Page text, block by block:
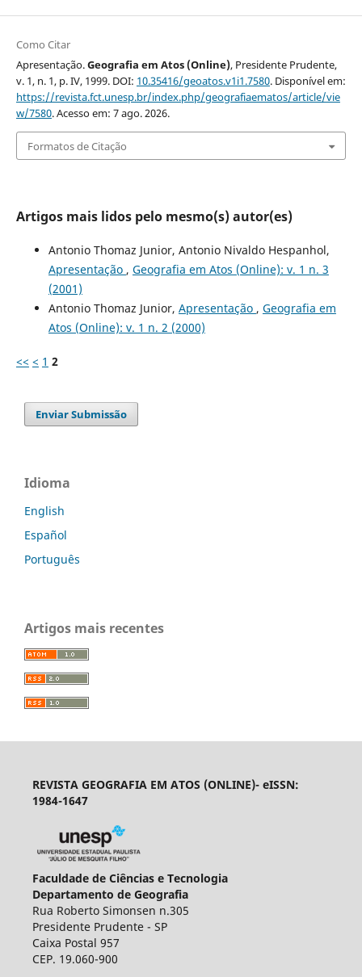
Como Citar
Apresentação.Geografia em Atos (Online), Presidente Prudente,
v. 1, n. 1, p. IV, 1999. DOI: 10.35416/geoatos.v1i1.7580. Disponível em:
https://revista.fct.unesp.br/index.php/geografiaematos/article/vie
w/7580. Acesso em: 7 ago. 2026.
Formatos de Citação
Artigos mais lidos pelo mesmo(s) autor(es)
Antonio Thomaz Junior, Antonio Nivaldo Hespanhol,
Apresentação , Geografia em Atos (Online): v. 1 n. 3
(2001)
Antonio Thomaz Junior, Apresentação , Geografia em
Atos (Online): v. 1 n. 2 (2000)
<< < 1 2
Enviar Submissão
Idioma
English
Español
Português
Artigos mais recentes
REVISTA GEOGRAFIA EM ATOS (ONLINE)- eISSN:
1984-1647
Faculdade de Ciências e Tecnologia
Departamento de Geografia
Rua Roberto Simonsen n.305
Presidente Prudente - SP
Caixa Postal 957
CEP. 19.060-900